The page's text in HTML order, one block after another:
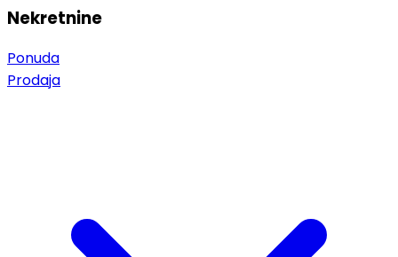
Nekretnine
Ponuda
Prodaja